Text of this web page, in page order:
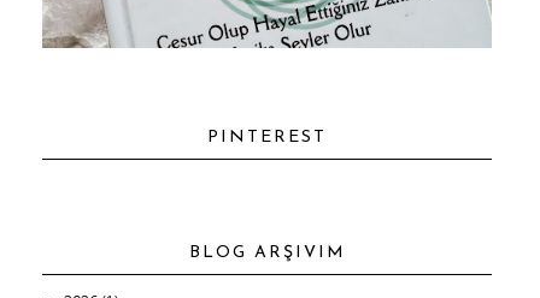
PINTEREST
BLOG ARŞIVIM